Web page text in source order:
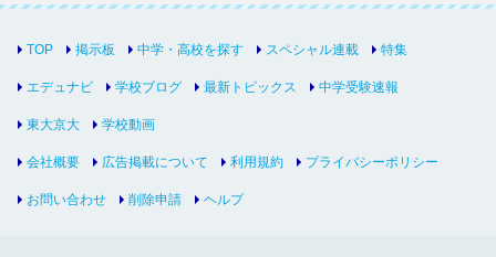
TOP 掲示板 中学・高校を探す スペシャル連載 特集
エデュナビ 学校ブログ 最新トピックス 中学受験速報
東大京大 学校動画
会社概要 広告掲載について 利用規約 プライバシーポリシー
お問い合わせ 削除申請 ヘルプ